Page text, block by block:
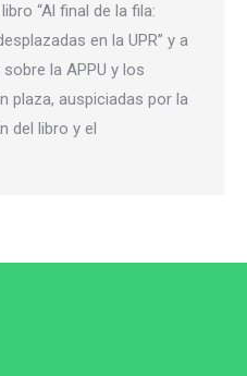
“Al final de la fila:
en la UPR” y a
la APPU y los
plaza, auspiciadas por la
del libro y el